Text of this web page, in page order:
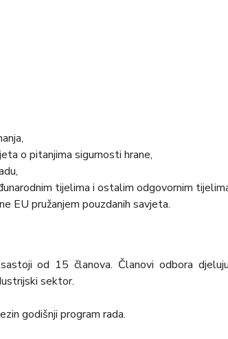
o pitanjima sigurnosti hrane,
tijelima i ostalim odgovornim
EU pružanjem pouzdanih savjeta.
od 15 članova. Članovi odbora
sektor.
godišnji program rada.